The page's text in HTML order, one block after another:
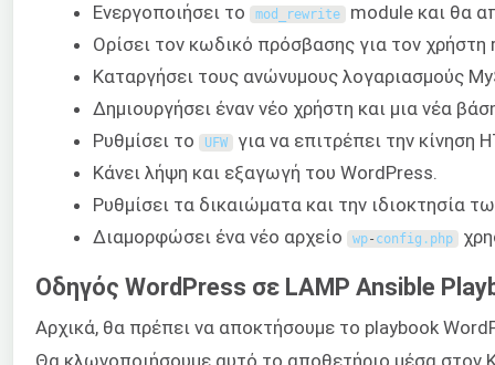
Ενεργοποιήσει το
mod_rewrite module και θα
Ορίσει τον κωδικό πρόσβασης για τον χρήστη
Καταργήσει τους ανώνυμους λογαριασμούς
Δημιουργήσει έναν νέο χρήστη και μια νέα
Ρυθμίσει το
UFW για να επιτρέπει την κίνηση
Κάνει λήψη και εξαγωγή του WordPress.
Ρυθμίσει τα δικαιώματα και την ιδιοκτησία
Διαμορφώσει ένα νέο αρχείο
wp- config . php
Οδηγός WordPress σε LAMP Ansible
Αρχικά, θα πρέπει να αποκτήσουμε το playbook